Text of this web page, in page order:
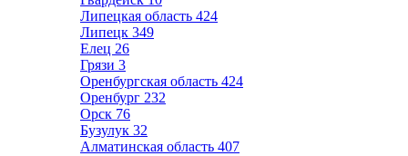
Липецкая область 424
Липецк 349
Елец 26
Грязи 3
Оренбургская область 424
Оренбург 232
Орск 76
Бузулук 32
Алматинская область 407